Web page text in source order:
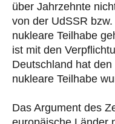
über Jahrzehnte
von der UdSSR
nukleare Teilhabe
ist mit den
Deutschland hat
nukleare Teilhabe
Das Argument des